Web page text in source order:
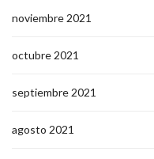
noviembre 2021
octubre 2021
septiembre 2021
agosto 2021